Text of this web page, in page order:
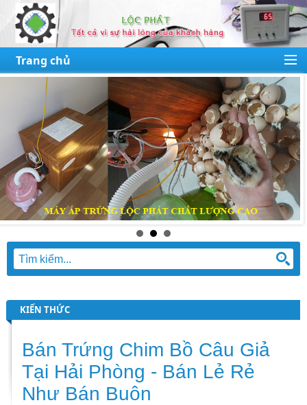
Trang chủ
KIẾN THỨC
Bán Trứng Chim Bồ Câu Giả
Tại Hải Phòng - Bán Lẻ Rẻ
Như Bán Buôn